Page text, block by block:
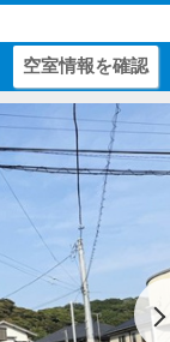
空室情報を確認